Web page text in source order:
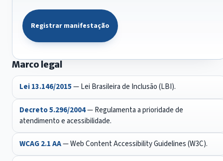
Registrar manifestação
Marco legal
Lei 13.146/2015— Lei Brasileira de Inclusão (LBI).
Decreto 5.296/2004— Regulamenta a prioridade de
atendimento e acessibilidade.
WCAG 2.1 AA— Web Content Accessibility Guidelines (W3C).